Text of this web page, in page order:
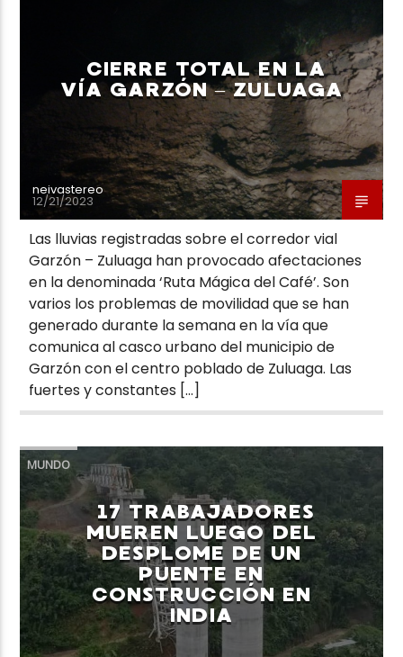
CIERRE TOTAL EN LA
VÍA GARZÓN – ZULUAGA
neivastereo
12/21/2023
Las lluvias registradas sobre el corredor vial
Garzón – Zuluaga han provocado afectaciones
en la denominada ‘Ruta Mágica del Café’. Son
varios los problemas de movilidad que se han
generado durante la semana en la vía que
comunica al casco urbano del municipio de
Garzón con el centro poblado de Zuluaga. Las
fuertes y constantes […]
MUNDO
17 TRABAJADORES
MUEREN LUEGO DEL
DESPLOME DE UN
PUENTE EN
CONSTRUCCIÓN EN
INDIA